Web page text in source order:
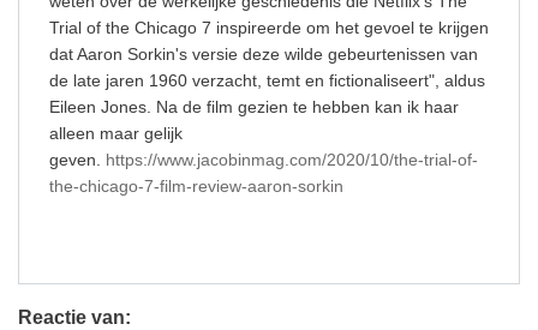
Trial of the Chicago 7 inspireerde om het gevoel te krijgen
dat Aaron Sorkin's versie deze wilde gebeurtenissen van
de late jaren 1960 verzacht, temt en fictionaliseert", aldus
Eileen Jones. Na de film gezien te hebben kan ik haar
alleen maar gelijk
geven. https://www.jacobinmag.com/2020/10/the-trial-of-
the-chicago-7-film-review-aaron-sorkin
Reactie van: